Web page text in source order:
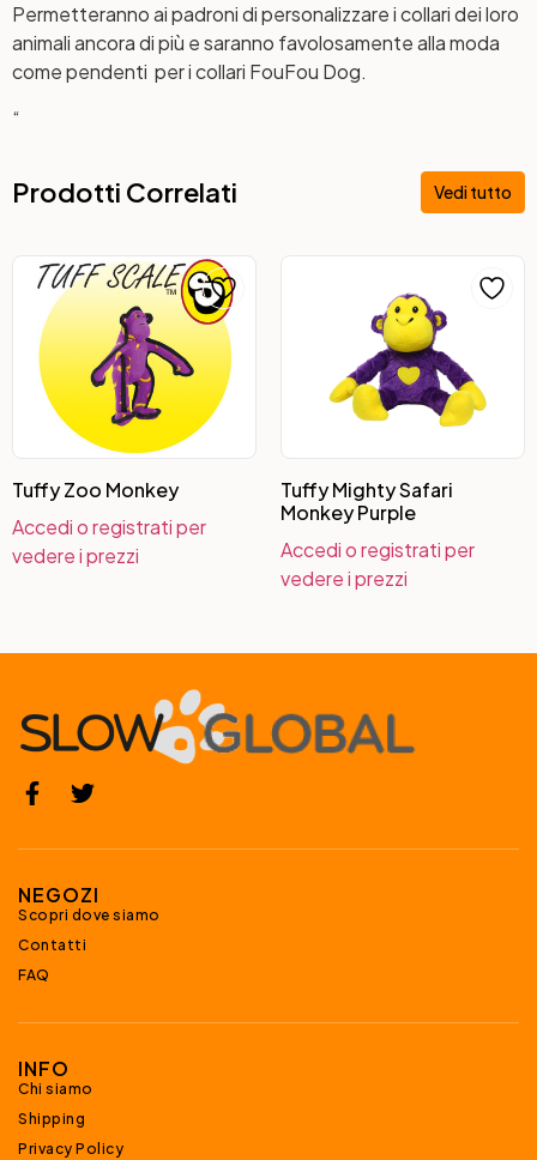
Permetteranno ai padroni di personalizzare i collari dei loro
animali ancora di più e saranno favolosamente alla moda
come pendenti per i collari FouFou Dog.
“
Prodotti Correlati Vedi tutto
Tuffy Zoo Monkey
Accedi o registrati per
vedere i prezzi
Tuffy Mighty Safari
Monkey Purple
Accedi o registrati per
vedere i prezzi
NEGOZI
Scopri dove siamo
Contatti
FAQ
INFO
Chi siamo
Shipping
Privacy Policy